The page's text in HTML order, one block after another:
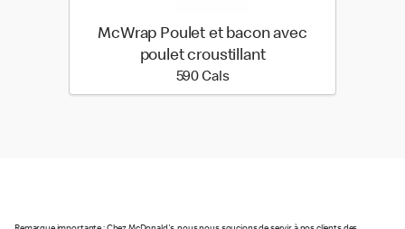
McWrap Poulet et bacon avec
poulet croustillant
590 Cals590 calories